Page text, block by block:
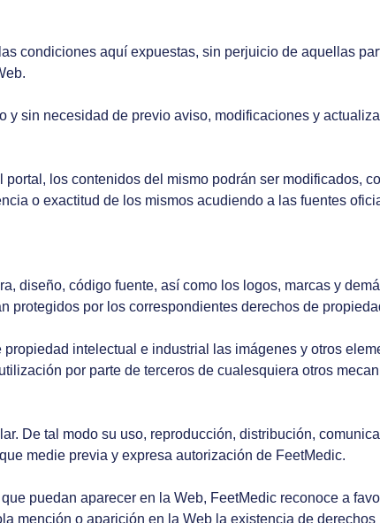
condiciones aquí expuestas, sin perjuicio de aquellas
y sin necesidad de previo aviso, modificaciones y
los contenidos del mismo podrán ser modificados,
o exactitud de los mismos acudiendo a las fuentes
diseño, código fuente, así como los logos, marcas y
protegidos por los correspondientes derechos de
intelectual e industrial las imágenes y otros
por parte de terceros de cualesquiera otros
De tal modo su uso, reproducción, distribución,
medie previa y expresa autorización de FeetMedic.
puedan aparecer en la Web, FeetMedic reconoce a
mención o aparición en la Web la existencia de